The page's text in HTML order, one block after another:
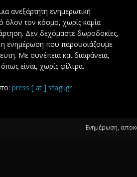
ανεξάρτητη ενημερωτική
όλον τον κόσμο, χωρίς καμία
Δεν δεχόμαστε δωροδοκίες,
η ενημέρωση που παρουσιάζουμε
Με συνέπεια και διαφάνεια,
είναι, χωρίς φίλτρα.
press [ at ] sfagi.gr
Ενημέρωση,